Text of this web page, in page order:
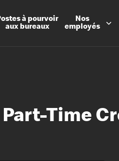
à pourvoir
aux bureaux
Nos
employés
Time